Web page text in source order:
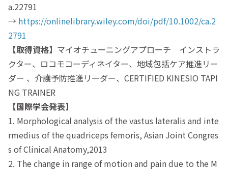
a.22791
→ https://onlinelibrary.wiley.com/doi/pdf/10.1002/ca.2
2791
【取得資格】 マイオチューニングアプローチ インストラ
クター、ロコモコーディネイター、地域包括ケア推進リー
ダー 、介護予防推進リーダー、CERTIFIED KINESIO TAPI
NG TRAINER
【国際学会発表】
1. Morphological analysis of the vastus lateralis and inte
rmedius of the quadriceps femoris, Asian Joint Congres
s of Clinical Anatomy,2013
2. The change in range of motion and pain due to the M